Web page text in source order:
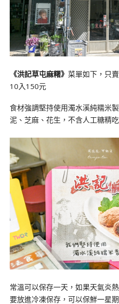
《洪記草屯麻糬》 菜單如下，只
10入150元
食材強調堅持使用濁水溪純糯米
泥、芝麻、花生，不含人工糖精
常溫可以保存一天，如果天氣炎
要放進冷凍保存，可以保鮮一星期